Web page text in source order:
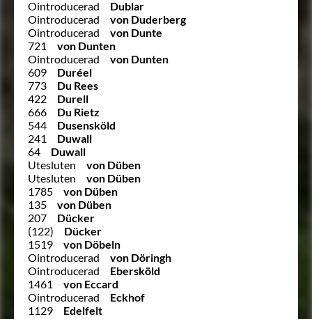
Ointroducerad
Dublar
Ointroducerad
von Duderberg
Ointroducerad
von Dunte
721
von Dunten
Ointroducerad
von Dunten
609
Duréel
773
Du Rees
422
Durell
666
Du Rietz
544
Dusensköld
241
Duwall
64
Duwall
Utesluten
von Düben
Utesluten
von Düben
1785
von Düben
135
von Düben
207
Dücker
(122)
Dücker
1519
von Döbeln
Ointroducerad
von Döringh
Ointroducerad
Ebersköld
1461
von Eccard
Ointroducerad
Eckhof
1129
Edelfelt